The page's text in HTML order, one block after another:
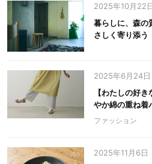
2025年10月22
暮らしに、森の
さしく寄り添う
2025年6月24日
【わたしの好
やか綿の重ね着
ファッション
2025年11月6日